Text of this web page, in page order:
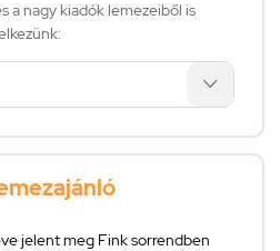
a nagy kiadók lemezeiből is
jelent meg Fink sorrendben